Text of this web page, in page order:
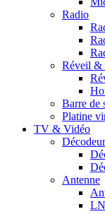
Radio
Réveil &
Barre de
Platine
TV & Vidéo
Décodeur
Antenne